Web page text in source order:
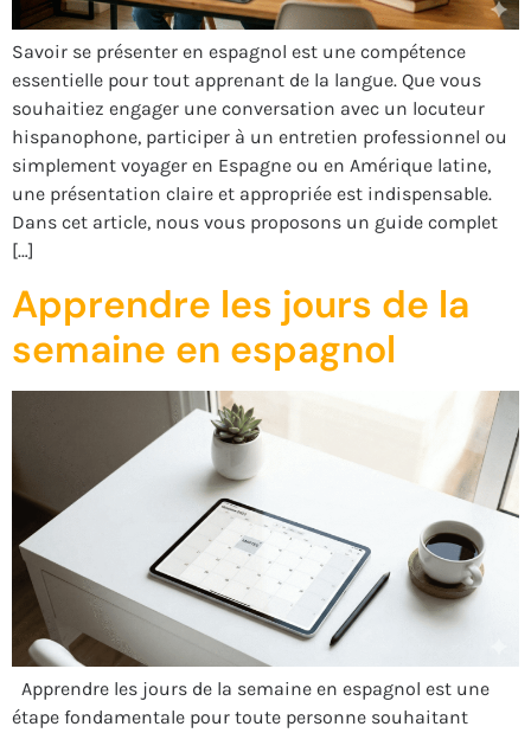
Savoir se présenter en espagnol est une compétence
essentielle pour tout apprenant de la langue. Que vous
souhaitiez engager une conversation avec un locuteur
hispanophone, participer à un entretien professionnel ou
simplement voyager en Espagne ou en Amérique latine,
une présentation claire et appropriée est indispensable.
Dans cet article, nous vous proposons un guide complet
[…]
Apprendre les jours de la
semaine en espagnol
Apprendre les jours de la semaine en espagnol est une
étape fondamentale pour toute personne souhaitant